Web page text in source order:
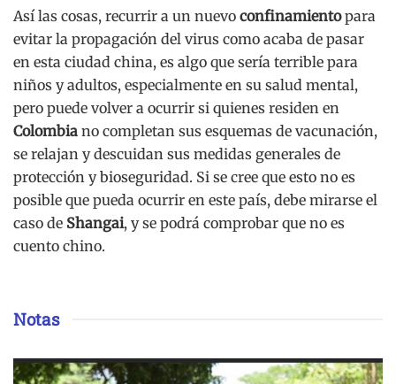
Así las cosas, recurrir a un nuevo confinamientopara
evitar la propagación del virus como acaba de pasar
en esta ciudad china, es algo que sería terrible para
niños y adultos, especialmente en su salud mental,
pero puede volver a ocurrir si quienes residen en
Colombia no completan sus esquemas de vacunación,
se relajan y descuidan sus medidas generales de
protección y bioseguridad. Si se cree que esto no es
posible que pueda ocurrir en este país, debe mirarse el
caso de Shangai, y se podrá comprobar que no es
cuento chino.
Notas